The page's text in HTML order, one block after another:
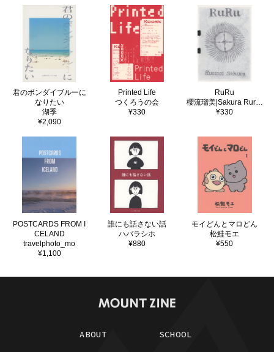
君のボンダイブルーに
なりたい
湖季
¥2,090
Printed Life
つくろうの会
¥330
RuRu
櫻流瑠美|Sakura Rurumi
¥330
POSTCARDS FROM I
CELAND
travelphoto_mo
¥1,100
誰にも話さない話
ハバラシホ
¥880
モイどんとマロどん
松鮭モエ
¥550
ABOUT
SCHOOL